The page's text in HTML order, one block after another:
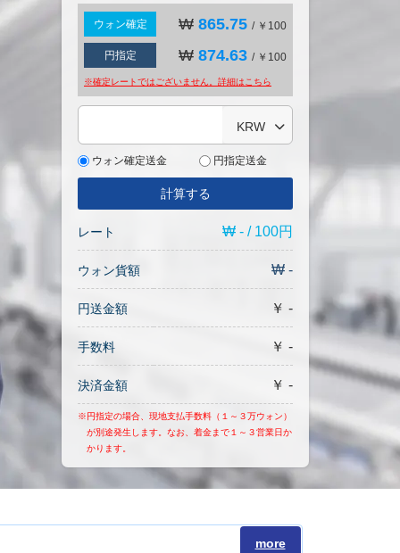
ウォン確定 ₩ 865.75 / ￥100
円指定 ₩ 874.63 / ￥100
※確定レートではございません。詳細は こちら
KRW
ウォン確定送金 円指定送金
計算する
レート ₩ - / 100円
ウォン貨額 ₩ -
円送金額 ￥ -
手数料 ￥ -
決済金額 ￥ -
※円指定の場合、現地支払手数料（１～３万ウォン）
が別途発生します。なお、着金まで１～３営業日か
かります。
more